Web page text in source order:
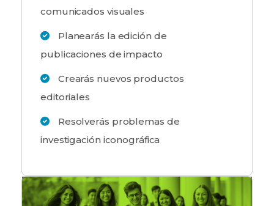
comunicados visuales
Planearás la edición de
publicaciones de impacto
Crearás nuevos productos
editoriales
Resolverás problemas de
investigación iconográfica